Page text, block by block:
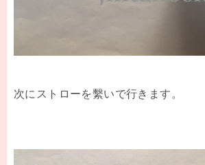
次にストローを繫いで行きます。